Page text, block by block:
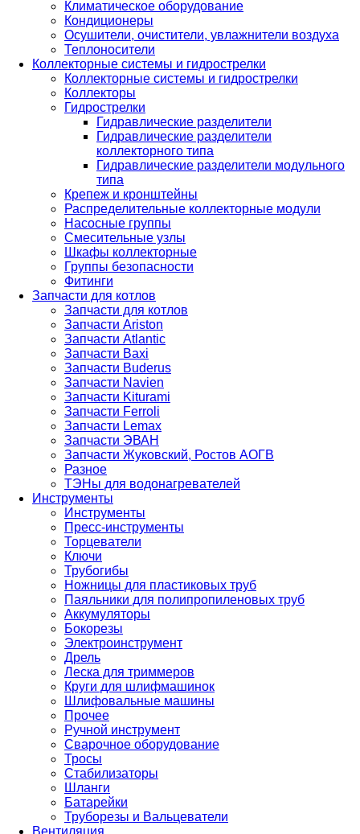
Климатическое оборудование
Кондиционеры
Осушители, очистители, увлажнители воздуха
Теплоносители
Коллекторные системы и гидрострелки
Коллекторные системы и гидрострелки
Коллекторы
Гидрострелки
Гидравлические разделители
Гидравлические разделители
коллекторного типа
Гидравлические разделители модульного
типа
Крепеж и кронштейны
Распределительные коллекторные модули
Насосные группы
Смесительные узлы
Шкафы коллекторные
Группы безопасности
Фитинги
Запчасти для котлов
Запчасти для котлов
Запчасти Ariston
Запчасти Atlantic
Запчасти Baxi
Запчасти Buderus
Запчасти Navien
Запчасти Kiturami
Запчасти Ferroli
Запчасти Lemax
Запчасти ЭВАН
Запчасти Жуковский, Ростов АОГВ
Разное
ТЭНы для водонагревателей
Инструменты
Инструменты
Пресс-инструменты
Торцеватели
Ключи
Трубогибы
Ножницы для пластиковых труб
Паяльники для полипропиленовых труб
Аккумуляторы
Бокорезы
Электроинструмент
Дрель
Леска для триммеров
Круги для шлифмашинок
Шлифовальные машины
Прочее
Ручной инструмент
Сварочное оборудование
Тросы
Стабилизаторы
Шланги
Батарейки
Труборезы и Вальцеватели